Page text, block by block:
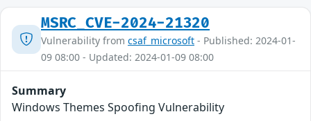
MSRC_CVE-2024-21320
Vulnerability from csaf_microsoft - Published: 2024-01-
09 08:00 - Updated: 2024-01-09 08:00
Summary
Windows Themes Spoofing Vulnerability